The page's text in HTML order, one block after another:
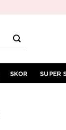
SKOR SUPER